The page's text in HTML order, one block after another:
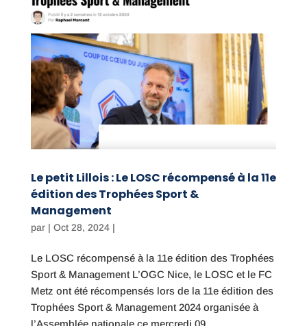
Le petit Lillois : Le LOSC récompensé à la 11e
édition des Trophées Sport &
Management
par | Oct 28, 2024|
Le LOSC récompensé à la 11e édition des Trophées
Sport & Management L’OGC Nice, le LOSC et le FC
Metz ont été récompensés lors de la 11e édition des
Trophées Sport & Management 2024 organisée à
l’Assemblée nationale ce mercredi 09...